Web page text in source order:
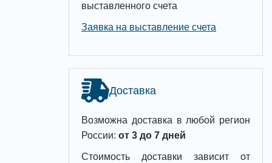
выставленного счета
Заявка на выставление счета
Доставка
Возможна доставка в любой регион
России: от 3 до 7 дней
Стоимость доставки зависит от